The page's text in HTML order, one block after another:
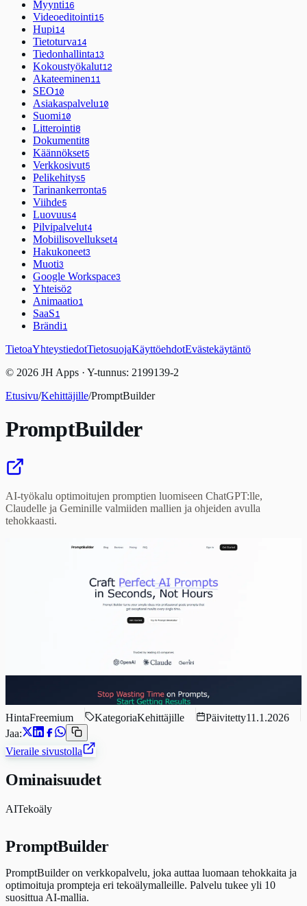
Myynti16
Videoeditointi15
Hupi14
Tietoturva14
Tiedonhallinta13
Kokoustyökalut12
Akateeminen11
SEO10
Asiakaspalvelu10
Suomi10
Litterointi8
Dokumentit8
Käännökset5
Verkkosivut5
Pelikehitys5
Tarinankerronta5
Viihde5
Luovuus4
Pilvipalvelut4
Mobiilisovellukset4
Hakukoneet3
Muoti3
Google Workspace3
Yhteisö2
Animaatio1
SaaS1
Brändi1
TietoaYhteystiedotTietosuojaKäyttöehdotEvästekäytäntö
© 2026 JH Apps · Y-tunnus: 2199139-2
Etusivu/Kehittäjille/PromptBuilder
PromptBuilder
AI-työkalu optimoitujen promptien luomiseen ChatGPT:lle,
Claudelle ja Geminille valmiiden mallien ja ohjeiden avulla
tehokkaasti.
HintaFreemium KategoriaKehittäjille Päivitetty11.1.2026
Jaa:
Vieraile sivustolla
Ominaisuudet
AITekoäly
PromptBuilder
PromptBuilder on verkkopalvelu, joka auttaa luomaan tehokkaita ja
optimoituja prompteja eri tekoälymalleille. Palvelu tukee yli 10
suosittua AI-mallia.